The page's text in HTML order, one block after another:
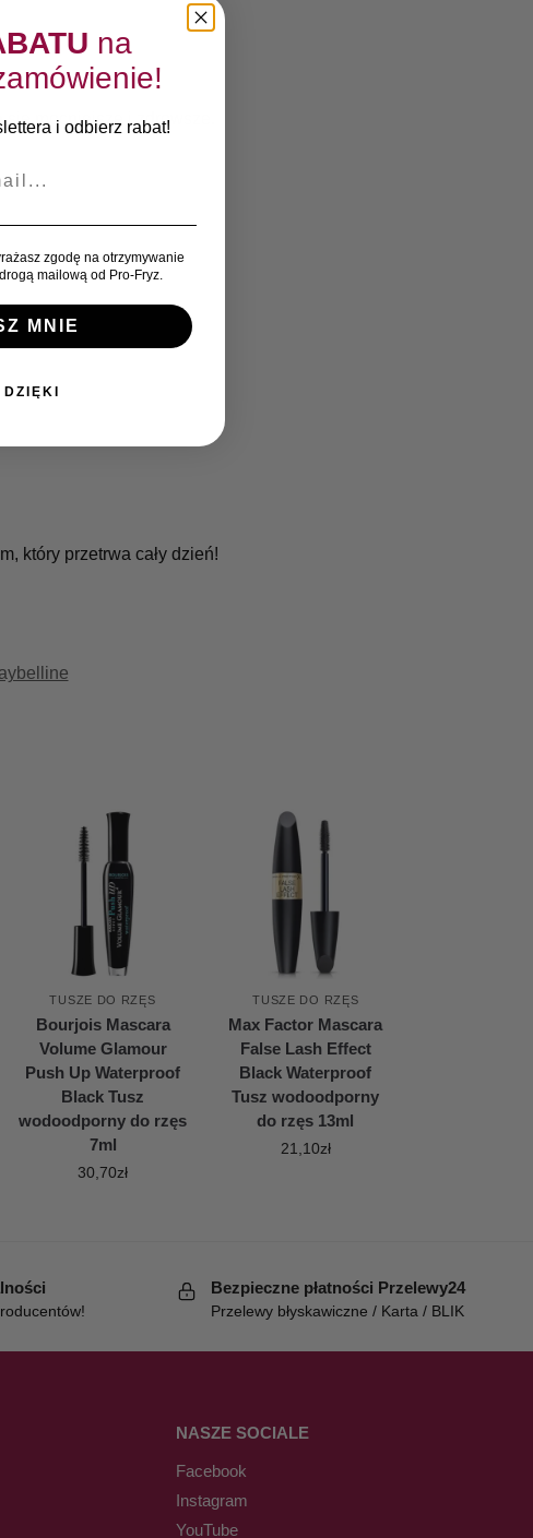
mocniejsze i zdrowsze.
który przetrwa cały dzień!
TUSZE DO RZĘS
Bourjois Mascara
Volume Glamour
Push Up Waterproof
Black Tusz
wodoodporny do rzęs
7ml
30,70zł
TUSZE DO RZĘS
Max Factor Mascara
False Lash Effect
Black Waterproof
Tusz wodoodporny
do rzęs 13ml
21,10zł
Bezpieczne płatności Przelewy24
Przelewy błyskawiczne / Karta / BLIK
NASZE SOCIALE
Facebook
Instagram
YouTube
na
i odbierz rabat!
zgodę na otrzymywanie
mailową od Pro-Fryz.
MNIE
DZIĘKI